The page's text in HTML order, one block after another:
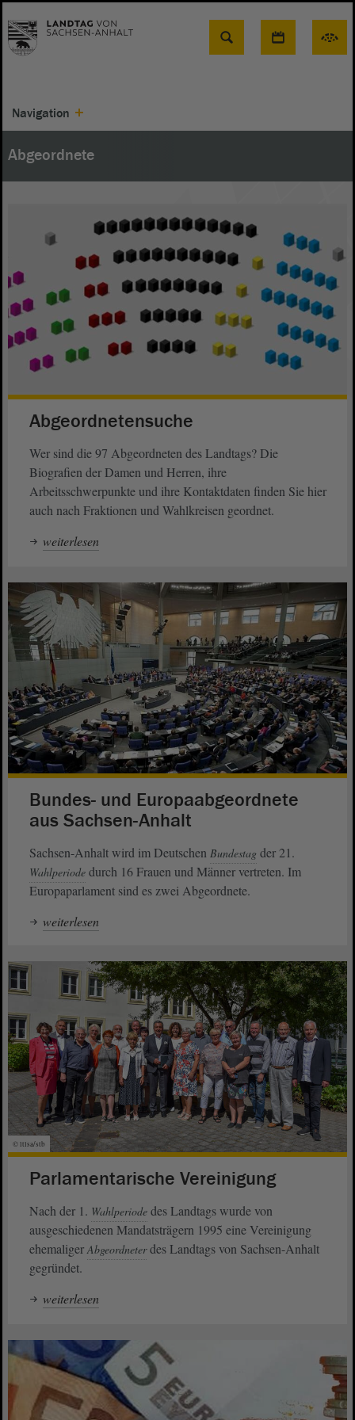
Suche
Navigation
Abgeordnete
Abgeordnetensuche
Wer sind die 97 Abgeordneten des Landtags? Die
Biografien der Damen und Herren, ihre
Arbeitsschwerpunkte und ihre Kontaktdaten finden Sie hier
auch nach Fraktionen und Wahlkreisen geordnet.
weiterlesen
Bundes- und Europaabgeordnete
aus Sachsen-Anhalt
Sachsen-Anhalt wird im Deutschen Bundestag der 21.
Wahlperiode durch 16 Frauen und Männer vertreten. Im
Europaparlament sind es zwei Abgeordnete.
weiterlesen
© ltlsa/stb
Parlamentarische Vereinigung
Nach der 1. Wahlperiode des Landtags wurde von
ausgeschiedenen Mandatsträgern 1995 eine Vereinigung
ehemaligerAbgeordneterdes Landtags von Sachsen-Anhalt
gegründet.
weiterlesen